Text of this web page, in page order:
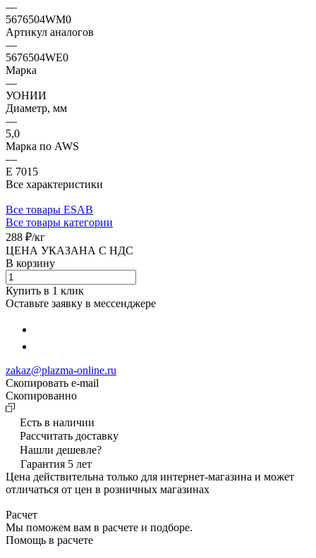
—
5676504WM0
Артикул аналогов
—
5676504WE0
Марка
—
УОНИИ
Диаметр, мм
—
5,0
Марка по AWS
—
E 7015
Все характеристики
Все товары ESAB
Все товары категории
288 ₽/кг
ЦЕНА УКАЗАНА С НДС
В корзину
Купить в 1 клик
Оставьте заявку в мессенджере
zakaz@plazma-online.ru
Скопировать e-mail
Cкопированно
Есть в наличии
Рассчитать доставку
Нашли дешевле?
Гарантия 5 лет
Цена действительна только для интернет-магазина и может
отличаться от цен в розничных магазинах
Расчет
Мы поможем вам в расчете и подборе.
Помощь в расчете